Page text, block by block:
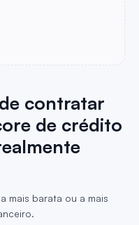
contratar
de crédito
mais barata ou a mais